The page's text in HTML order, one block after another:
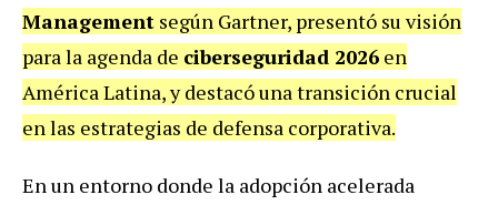
Management según Gartner, presentó su visión
para la agenda de ciberseguridad 2026 en
América Latina, y destacó una transición crucial
en las estrategias de defensa corporativa.
En un entorno donde la adopción acelerada